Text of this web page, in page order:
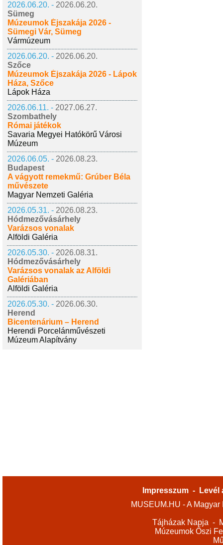
2026.06.20. - 2026.06.20.
Sümeg
Múzeumok Éjszakája 2026 -
Sümegi Vár, Sümeg
Vármúzeum
2026.06.20. - 2026.06.20.
Szőce
Múzeumok Éjszakája 2026 - Lápok
Háza, Szőce
Lápok Háza
2026.06.11. - 2027.06.27.
Szombathely
Római játékok
Savaria Megyei Hatókörű Városi
Múzeum
2026.06.05. - 2026.08.23.
Budapest
A vágyott remekmű: Grúber Béla
művészete
Magyar Nemzeti Galéria
2026.05.31. - 2026.08.23.
Hódmezővásárhely
Varázsos vonalak
Alföldi Galéria
2026.05.30. - 2026.08.31.
Hódmezővásárhely
Varázsos vonalak az Alföldi
Galériában
Alföldi Galéria
2026.05.30. - 2026.06.30.
Herend
Bicentenárium – Herend
Herendi Porcelánművészeti
Múzeum Alapítvány
Impresszum -
Levél
MUSEUM.HU - A
Tájházak Napja -
Múzeumok Őszi